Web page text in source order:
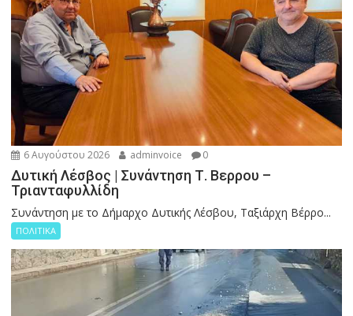
6 Αυγούστου 2026 adminvoice 0
Δυτική Λέσβος | Συνάντηση Τ. Βερρου –
Τριανταφυλλίδη
Συνάντηση με το Δήμαρχο Δυτικής Λέσβου, Ταξιάρχη Βέρρο...
ΠΟΛΙΤΙΚΑ